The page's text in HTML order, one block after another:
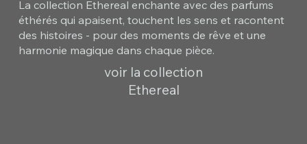
La collection Ethereal enchante avec des parfums
éthérés qui apaisent, touchent les sens et racontent
des histoires - pour des moments de rêve et une
harmonie magique dans chaque pièce.
voir la collection
Ethereal